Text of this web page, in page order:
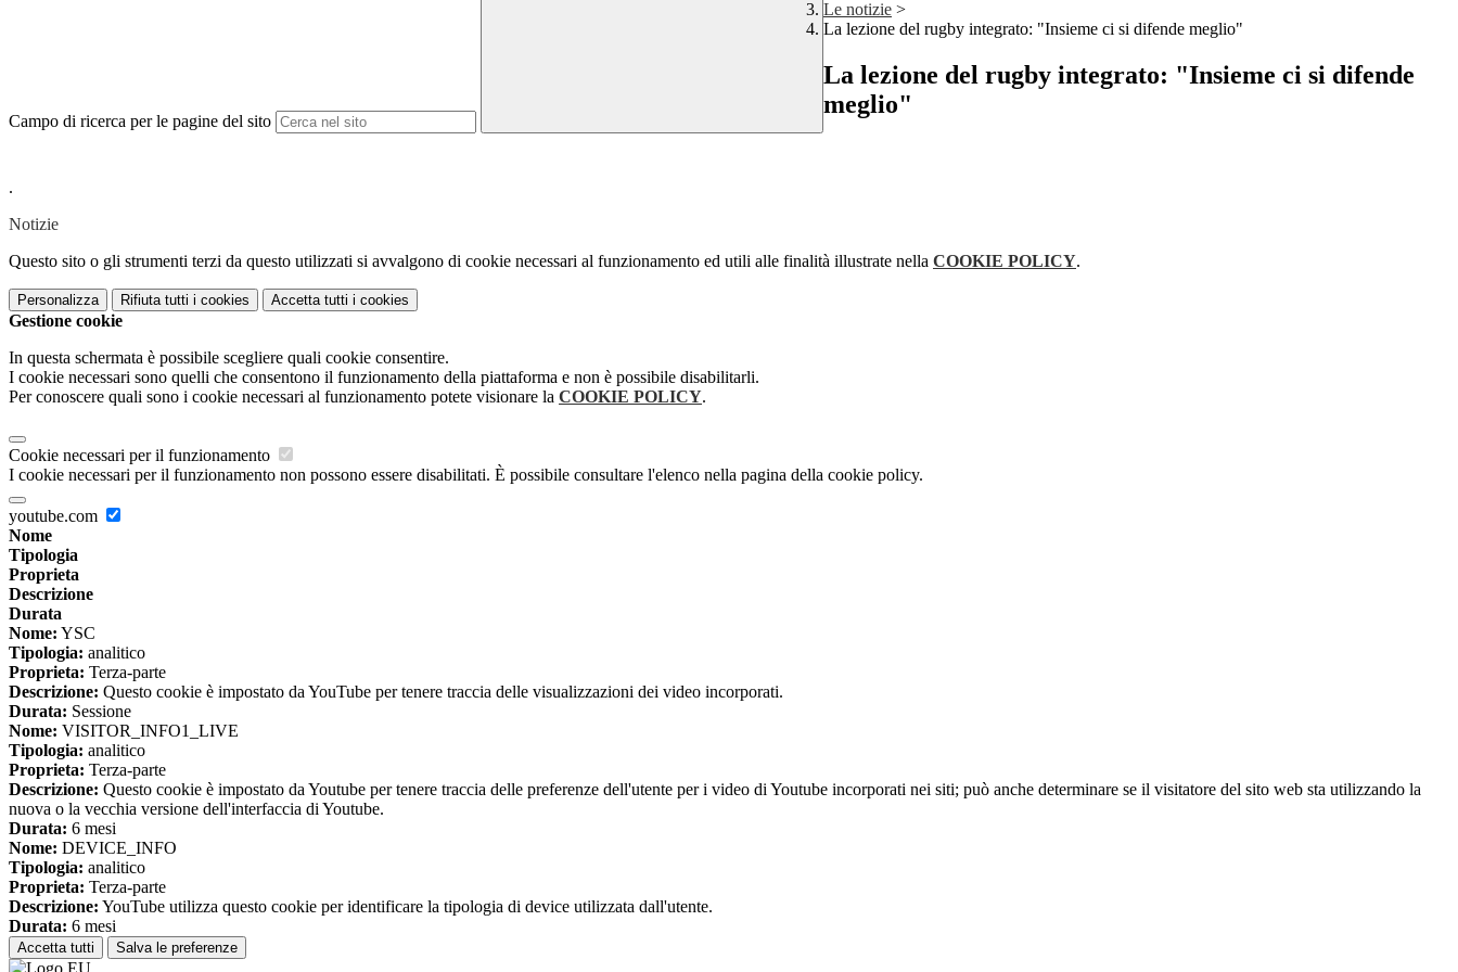
Campo di ricerca per le pagine del sito
Le notizie >
La lezione del rugby integrato: "Insieme ci si difende meglio"
La lezione del rugby integrato: "Insieme ci si difende
meglio"
.
Notizie
Questo sito o gli strumenti terzi da questo utilizzati si avvalgono di cookie necessari al funzionamento ed utili alle finalità illustrate nella COOKIE POLICY.
Personalizza Rifiuta tutti i cookies Accetta tutti i cookies
Gestione cookie
In questa schermata è possibile scegliere quali cookie consentire.
I cookie necessari sono quelli che consentono il funzionamento della piattaforma e non è possibile disabilitarli.
Per conoscere quali sono i cookie necessari al funzionamento potete visionare la COOKIE POLICY.
Cookie necessari per il funzionamento
I cookie necessari per il funzionamento non possono essere disabilitati. È possibile consultare l'elenco nella pagina della cookie policy.
youtube.com
Nome
Tipologia
Proprieta
Descrizione
Durata
Nome: YSC
Tipologia: analitico
Proprieta: Terza-parte
Descrizione: Questo cookie è impostato da YouTube per tenere traccia delle visualizzazioni dei video incorporati.
Durata: Sessione
Nome: VISITOR_INFO1_LIVE
Tipologia: analitico
Proprieta: Terza-parte
Descrizione: Questo cookie è impostato da Youtube per tenere traccia delle preferenze dell'utente per i video di Youtube incorporati nei siti; può anche determinare se il visitatore del sito web sta utilizzando la
nuova o la vecchia versione dell'interfaccia di Youtube.
Durata: 6 mesi
Nome: DEVICE_INFO
Tipologia: analitico
Proprieta: Terza-parte
Descrizione: YouTube utilizza questo cookie per identificare la tipologia di device utilizzata dall'utente.
Durata: 6 mesi
Accetta tutti Salva le preferenze